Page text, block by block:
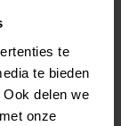
te
te bieden
delen we
onze
- Wit
mm